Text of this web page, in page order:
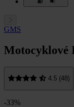
GMS
Motocyklové
4.5 (48)
-33%